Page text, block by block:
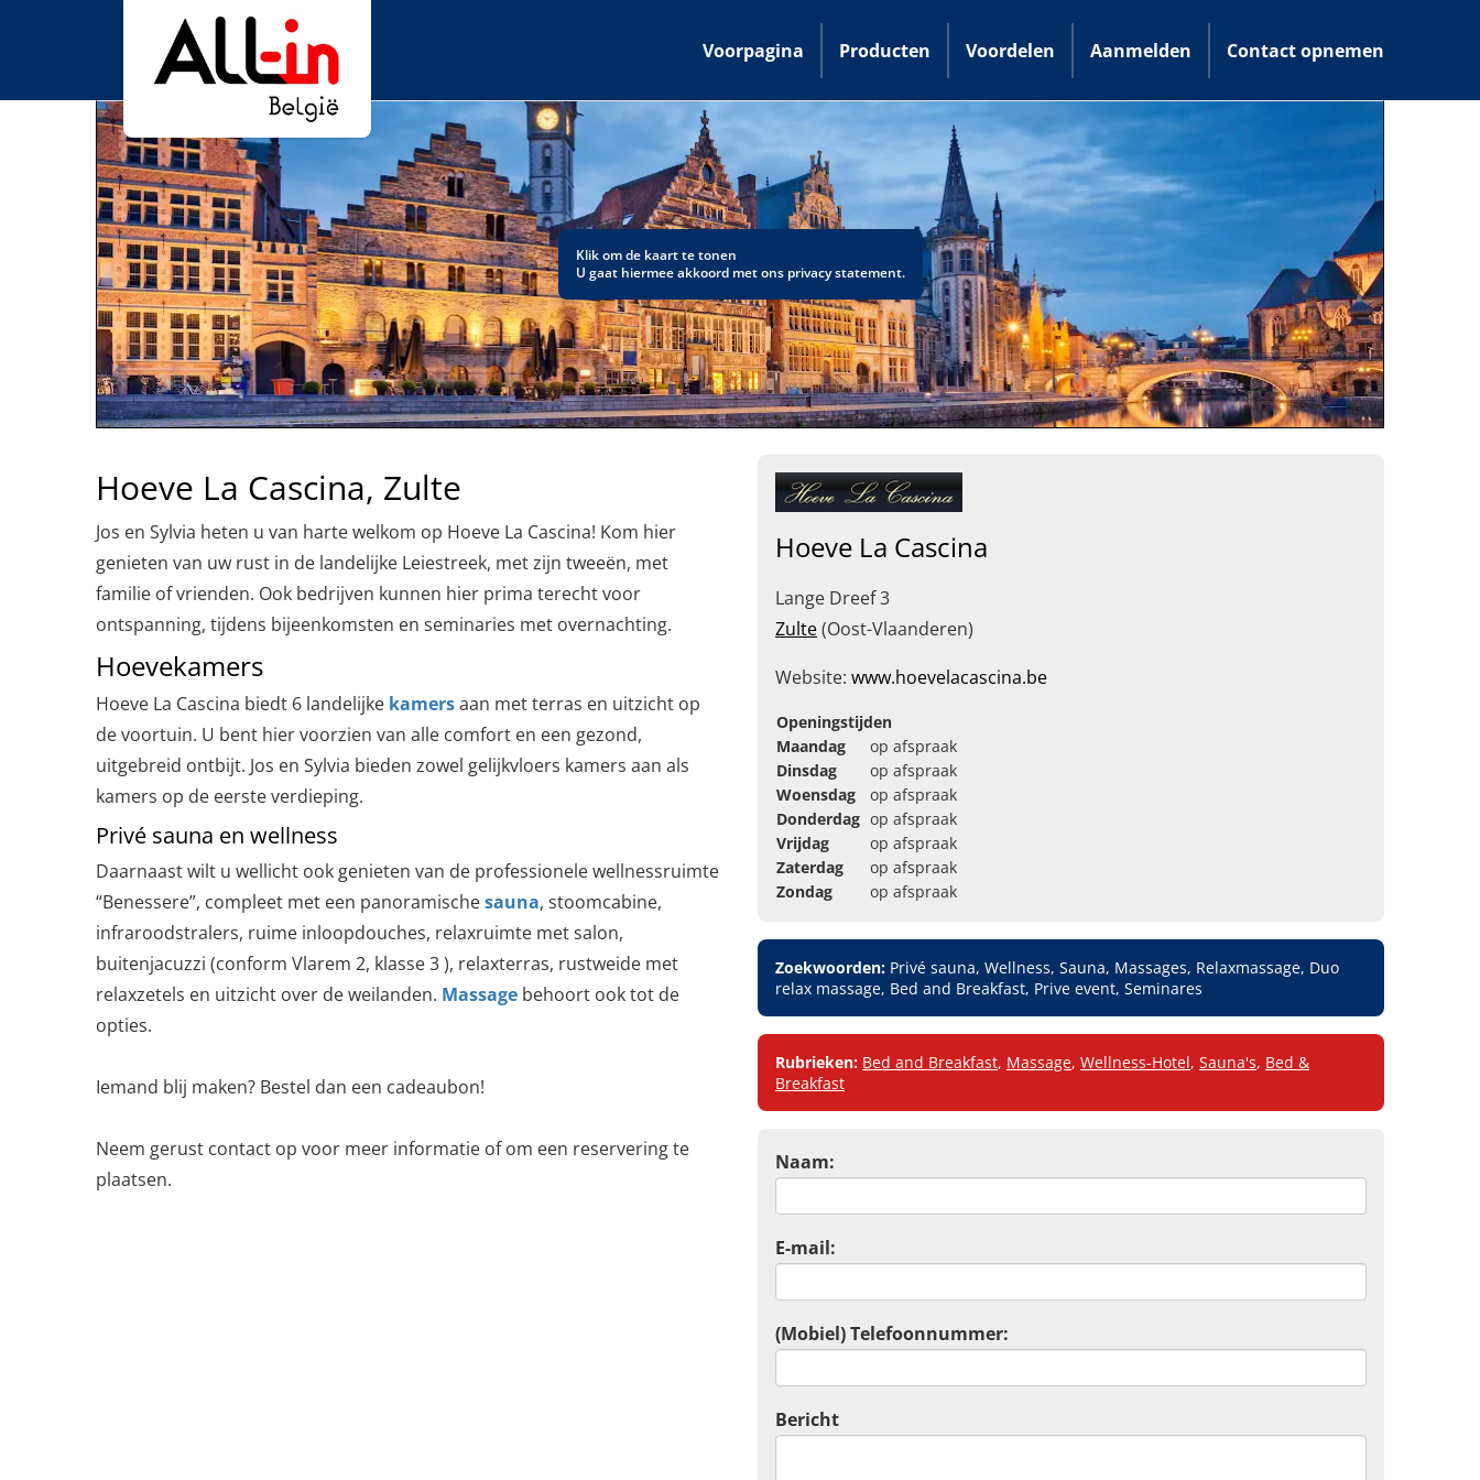
Voorpagina Producten Voordelen Aanmelden Contact opnemen
Klik om de kaart te tonen
U gaat hiermee akkoord met ons privacy statement.
Hoeve La Cascina, Zulte
Jos en Sylvia heten u van harte welkom op Hoeve La Cascina! Kom hier
genieten van uw rust in de landelijke Leiestreek, met zijn tweeën, met
familie of vrienden. Ook bedrijven kunnen hier prima terecht voor
ontspanning, tijdens bijeenkomsten en seminaries met overnachting.
Hoevekamers
Hoeve La Cascina biedt 6 landelijke kamersaan met terras en uitzicht op
de voortuin. U bent hier voorzien van alle comfort en een gezond,
uitgebreid ontbijt. Jos en Sylvia bieden zowel gelijkvloers kamers aan als
kamers op de eerste verdieping.
Privé sauna en wellness
Daarnaast wilt u wellicht ook genieten van de professionele wellnessruimte
“Benessere”, compleet met een panoramischesauna, stoomcabine,
infraroodstralers, ruime inloopdouches, relaxruimte met salon,
buitenjacuzzi (conform Vlarem 2, klasse 3 ), relaxterras, rustweide met
relaxzetels en uitzicht over de weilanden. Massage behoort ook tot de
opties.
Iemand blij maken? Bestel dan een cadeaubon!
Neem gerust contact op voor meer informatie of om een reservering te
plaatsen.
Hoeve La Cascina
Lange Dreef 3
Zulte(Oost-Vlaanderen)
Website: www.hoevelacascina.be
Openingstijden
Maandag
op afspraak
Dinsdag
op afspraak
Woensdag
op afspraak
Donderdag op afspraak
Vrijdag
op afspraak
Zaterdag
op afspraak
Zondag
op afspraak
Zoekwoorden: Privé sauna, Wellness, Sauna, Massages, Relaxmassage, Duo
relax massage, Bed and Breakfast, Prive event, Seminares
Rubrieken: Bed and Breakfast, Massage, Wellness-Hotel, Sauna's, Bed &
Breakfast
Naam:
E-mail:
(Mobiel) Telefoonnummer:
Bericht